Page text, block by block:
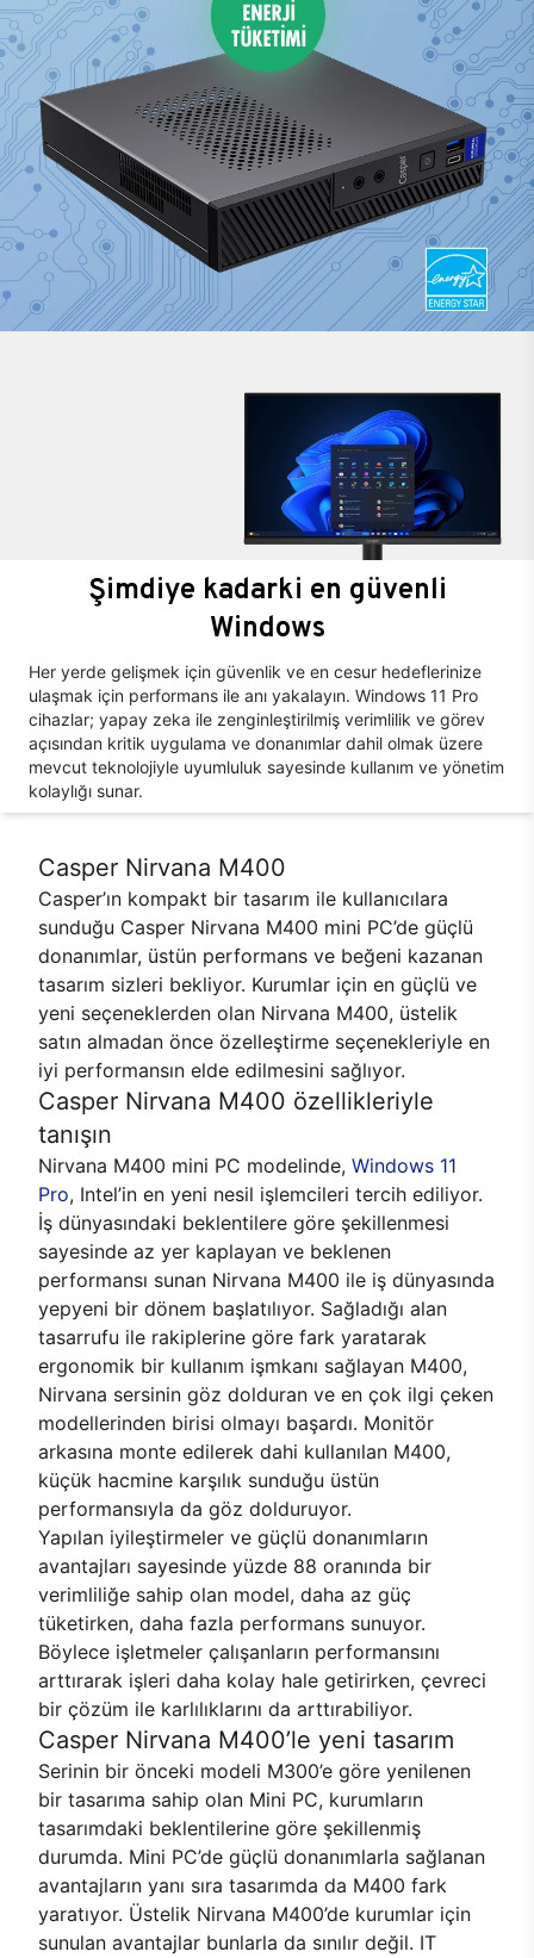
Şimdiye kadarki en güvenli
Windows
Her yerde gelişmek için güvenlik ve en cesur hedeflerinize
ulaşmak için performans ile anı yakalayın. Windows 11 Pro
cihazlar; yapay zeka ile zenginleştirilmiş verimlilik ve görev
açısından kritik uygulama ve donanımlar dahil olmak üzere
mevcut teknolojiyle uyumluluk sayesinde kullanım ve yönetim
kolaylığı sunar.
Casper Nirvana M400
Casper’ın kompakt bir tasarım ile kullanıcılara
sunduğu Casper Nirvana M400 mini PC’de güçlü
donanımlar, üstün performans ve beğeni kazanan
tasarım sizleri bekliyor. Kurumlar için en güçlü ve
yeni seçeneklerden olan Nirvana M400, üstelik
satın almadan önce özelleştirme seçenekleriyle en
iyi performansın elde edilmesini sağlıyor.
Casper Nirvana M400 özellikleriyle
tanışın
Nirvana M400 mini PC modelinde, Windows 11
Pro, Intel’in en yeni nesil işlemcileri tercih ediliyor.
İş dünyasındaki beklentilere göre şekillenmesi
sayesinde az yer kaplayan ve beklenen
performansı sunan Nirvana M400 ile iş dünyasında
yepyeni bir dönem başlatılıyor. Sağladığı alan
tasarrufu ile rakiplerine göre fark yaratarak
ergonomik bir kullanım işmkanı sağlayan M400,
Nirvana sersinin göz dolduran ve en çok ilgi çeken
modellerinden birisi olmayı başardı. Monitör
arkasına monte edilerek dahi kullanılan M400,
küçük hacmine karşılık sunduğu üstün
performansıyla da göz dolduruyor.
Yapılan iyileştirmeler ve güçlü donanımların
avantajları sayesinde yüzde 88 oranında bir
verimliliğe sahip olan model, daha az güç
tüketirken, daha fazla performans sunuyor.
Böylece işletmeler çalışanların performansını
arttırarak işleri daha kolay hale getirirken, çevreci
bir çözüm ile karlılıklarını da arttırabiliyor.
Casper Nirvana M400’le yeni tasarım
Serinin bir önceki modeli M300’e göre yenilenen
bir tasarıma sahip olan Mini PC, kurumların
tasarımdaki beklentilerine göre şekillenmiş
durumda. Mini PC’de güçlü donanımlarla sağlanan
avantajların yanı sıra tasarımda da M400 fark
yaratıyor. Üstelik Nirvana M400’de kurumlar için
sunulan avantajlar bunlarla da sınılır değil. IT